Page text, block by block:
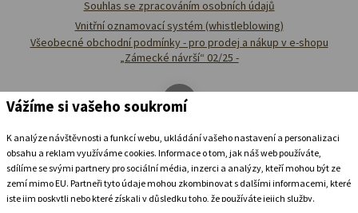
Souhlas se zpracováním osobních údajů
Vnitřní oznamovací systém (whistleblowing)
Všeobecné obchodní podmínky - pro prodej a nákup v e-shopu
„Zámecké návrší“ 02/25 -
Vážíme si vašeho soukromí
K analýze návštěvnosti a funkcí webu, ukládání vašeho nastavení a personalizaci
obsahu a reklam využíváme cookies. Informace o tom, jak náš web používáte,
sdílíme se svými partnery pro sociální média, inzerci a analýzy, kteří mohou být ze
zemí mimo EU. Partneři tyto údaje mohou zkombinovat s dalšími informacemi, které
jste jim poskytli nebo které získali v důsledku toho, že používáte jejich služby.